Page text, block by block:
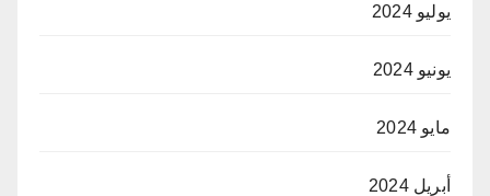
يوليو 2024
يونيو 2024
مايو 2024
أبريل 2024